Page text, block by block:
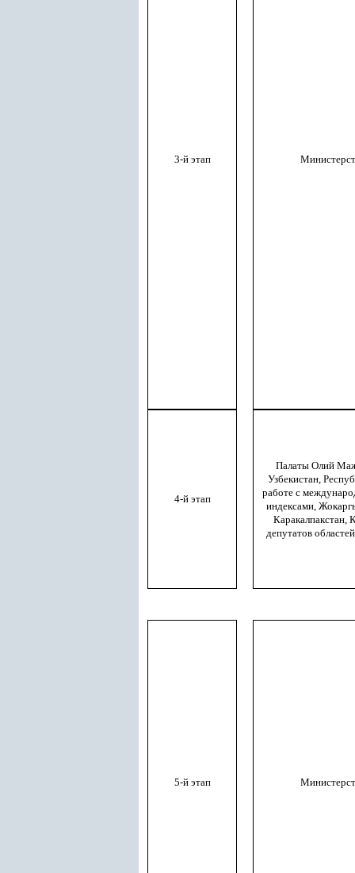
3-й этап
4-й этап
Палаты Олий
Узбекистан,
работе с
индексами,
Каракалпакстан,
депутатов
5-й этап